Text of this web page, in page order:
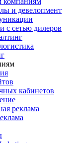
и девелопмент
с сетью дилеров
кабинетов
реклама